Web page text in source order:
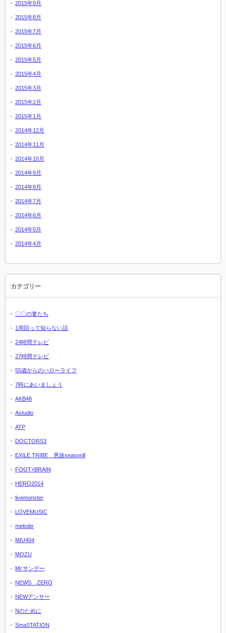
2015年9月
2015年8月
2015年7月
2015年6月
2015年5月
2015年4月
2015年3月
2015年2月
2015年1月
2014年12月
2014年11月
2014年10月
2014年9月
2014年8月
2014年7月
2014年6月
2014年5月
2014年4月
カテゴリー
〇〇の妻たち
1周回って知らない話
24時間テレビ
27時間テレビ
55歳からのハローライフ
7時にあいましょう
AKB48
Astudio
ATP
DOCTORS3
EXILE TRIBE 男旅seasonⅡ
FOOT×BRAIN
HERO2014
livemonster
LOVEMUSIC
melodix
MIU404
MOZU
Mr.サンデー
NEWS ZERO
NEWアンサー
Nのために
SmaSTATION